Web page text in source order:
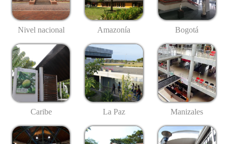
Nivel nacional Amazonía Bogotá
Caribe La Paz Manizales